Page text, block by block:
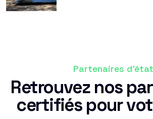
Partenaires d'état
Retrouvez nos
certifiés pour